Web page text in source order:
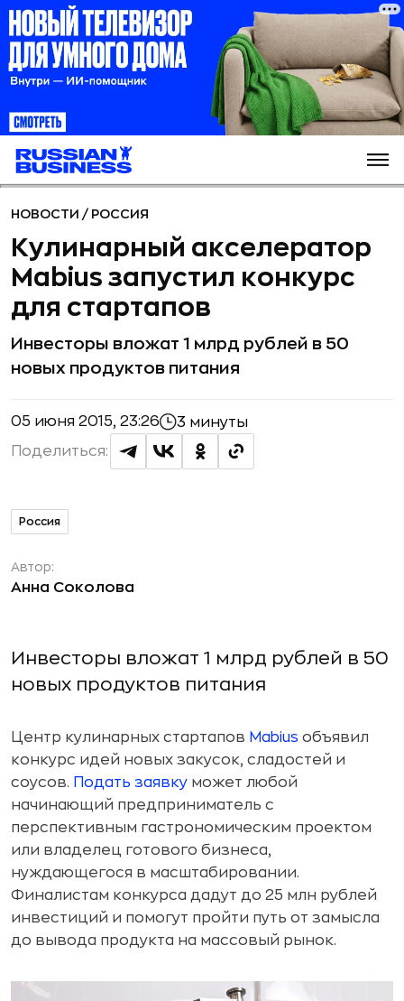
НОВОСТИ / РОССИЯ
Кулинарный акселератор
Mabius запустил конкурс
для стартапов
Инвесторы вложат 1 млрд рублей в 50
новых продуктов питания
05 июня 2015, 23:26 3 минуты
Поделиться:
Россия
Автор:
Анна Соколова
Инвесторы вложат 1 млрд рублей в 50
новых продуктов питания
Центр кулинарных стартапов Mabius объявил
конкурс идей новых закусок, сладостей и
соусов. Подать заявку может любой
начинающий предприниматель с
перспективным гастрономическим проектом
или владелец готового бизнеса,
нуждающегося в масштабировании.
Финалистам конкурса дадут до 25 млн рублей
инвестиций и помогут пройти путь от замысла
до вывода продукта на массовый рынок.